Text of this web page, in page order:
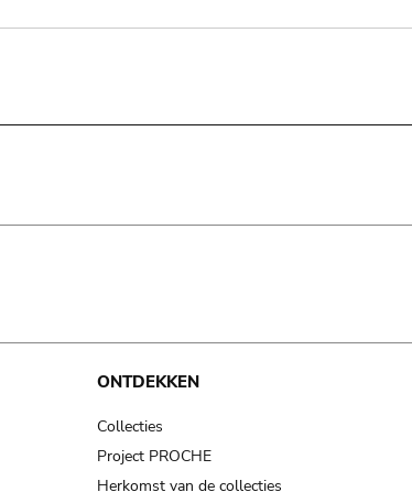
ONTDEKKEN
Collecties
Project PROCHE
Herkomst van de collecties